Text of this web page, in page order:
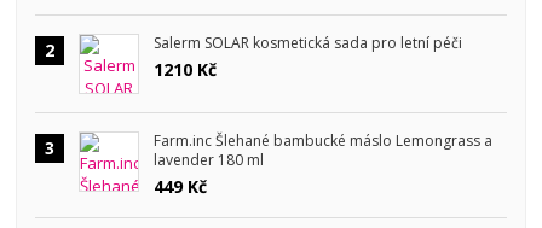
2 Salerm SOLAR kosmetická sada pro letní péči
1210 Kč
3
Farm.inc Šlehané bambucké máslo Lemongrass a
lavender 180 ml
449 Kč